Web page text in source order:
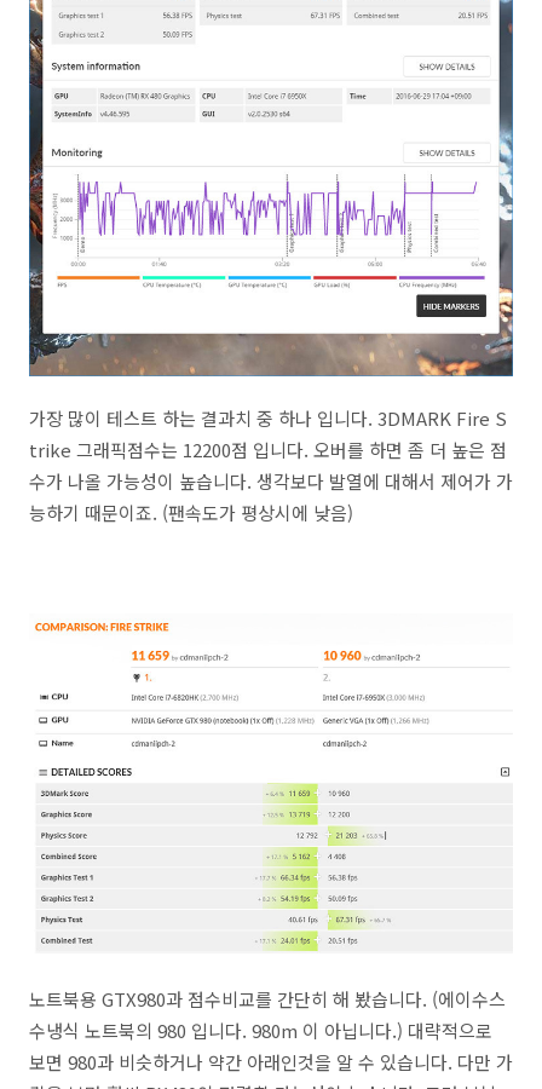
가장 많이 테스트 하는 결과치 중 하나 입니다. 3DMARK Fire S
trike 그래픽점수는 12200점 입니다. 오버를 하면 좀 더 높은 점
수가 나올 가능성이 높습니다. 생각보다 발열에 대해서 제어가 가
능하기 때문이죠. (팬속도가 평상시에 낮음)
노트북용 GTX980과 점수비교를 간단히 해 봤습니다. (에이수스
수냉식 노트북의 980 입니다. 980m 이 아닙니다.) 대략적으로
보면 980과 비슷하거나 약간 아래인것을 알 수 있습니다. 다만 가